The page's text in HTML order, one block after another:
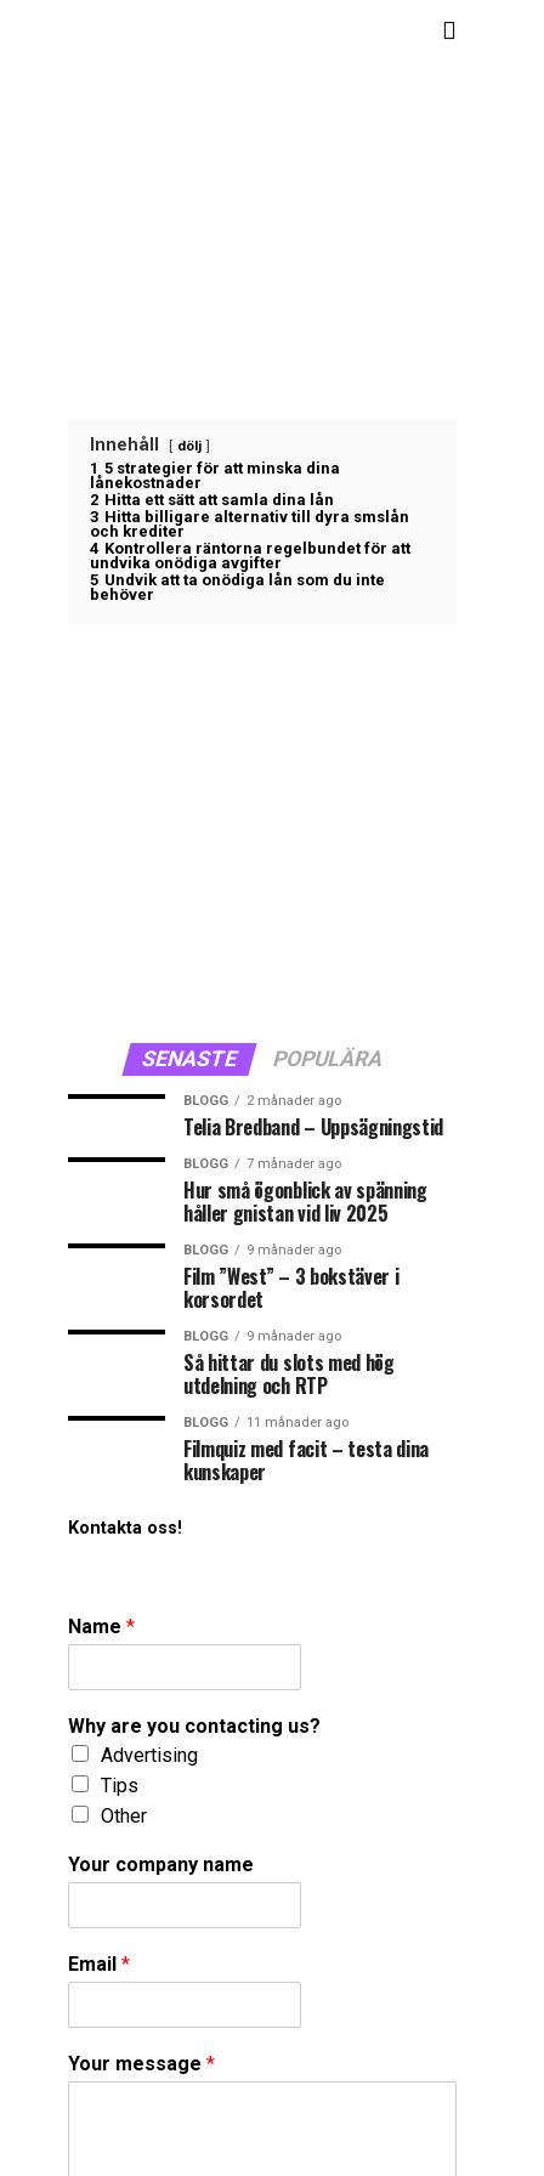
Innehåll dölj
1 5 strategier för att minska dina
lånekostnader
2 Hitta ett sätt att samla dina lån
3 Hitta billigare alternativ till dyra smslån
och krediter
4 Kontrollera räntorna regelbundet för att
undvika onödiga avgifter
5 Undvik att ta onödiga lån som du inte
behöver
SENASTE POPULÄRA
BLOGG 2 månader ago
Telia Bredband – Uppsägningstid
BLOGG 7 månader ago
Hur små ögonblick av spänning
håller gnistan vid liv 2025
BLOGG 9 månader ago
Film ”West” – 3 bokstäver i
korsordet
BLOGG 9 månader ago
Så hittar du slots med hög
utdelning och RTP
BLOGG 11 månader ago
Filmquiz med facit – testa dina
kunskaper
Kontakta oss!
Name *
Why are you contacting us?
Advertising
Tips
Other
Your company name
Email *
Your message *